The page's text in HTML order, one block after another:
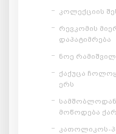
კოლექციის
რევკომის
დაპატიმრება
ნოე
ქაქუცა
ერს
სამშობლოდან
მოწოდება
კათოლიკოს-